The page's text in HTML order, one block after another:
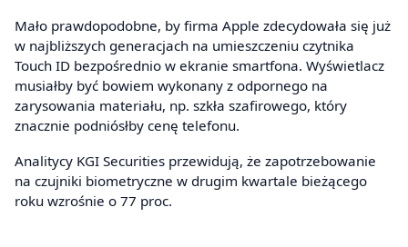
Mało prawdopodobne, by firma Apple zdecydowała się już
w najbliższych generacjach na umieszczeniu czytnika
Touch ID bezpośrednio w ekranie smartfona. Wyświetlacz
musiałby być bowiem wykonany z odpornego na
zarysowania materiału, np. szkła szafirowego, który
znacznie podniósłby cenę telefonu.
Analitycy KGI Securities przewidują, że zapotrzebowanie
na czujniki biometryczne w drugim kwartale bieżącego
roku wzrośnie o 77 proc.